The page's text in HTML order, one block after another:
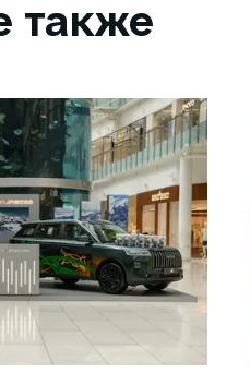
также